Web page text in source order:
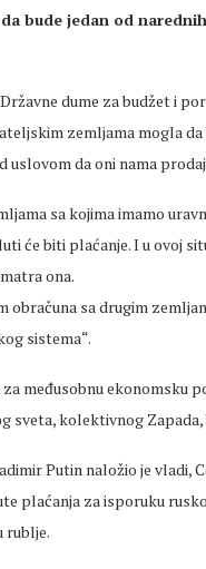
bude jedan od
dume za budžet i
zemljama mogla
da oni nama
sa kojima imamo
će biti plaćanje. I u ovoj
ona.
sa drugim
sistema“.
međusobnu ekonomsku
sveta, kolektivnog Zapada,
Putin naložio je vladi,
plaćanja za isporuku
rublje.